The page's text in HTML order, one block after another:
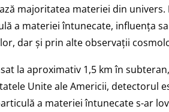
majoritatea materiei din
a materiei întunecate, influența
dar și prin alte observații
la aproximativ 1,5 km în
Unite ale Americii, detectorul
a materiei întunecate s-ar